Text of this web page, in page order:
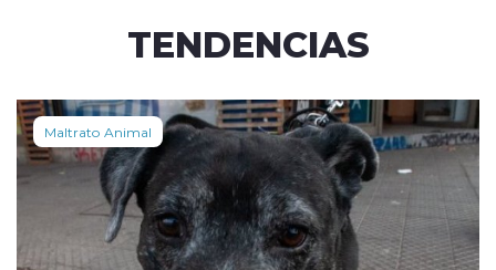
TENDENCIAS
Maltrato Animal